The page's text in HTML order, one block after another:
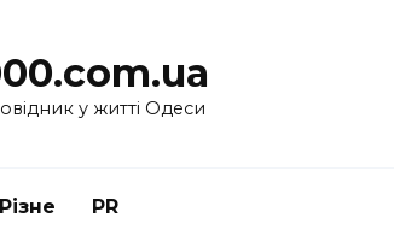
у житті Одеси
Різне PR